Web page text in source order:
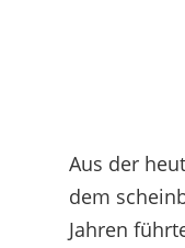
Aus der
dem
Jahren